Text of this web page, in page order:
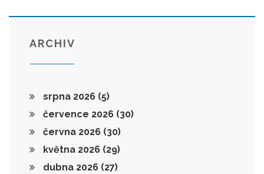
ARCHIV
srpna 2026 (5)
července 2026 (30)
června 2026 (30)
května 2026 (29)
dubna 2026 (27)